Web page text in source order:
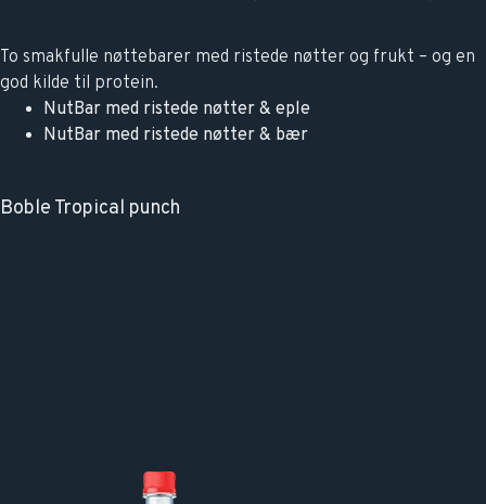
To smakfulle nøttebarer med ristede nøtter og frukt – og en
god kilde til protein.
NutBar med ristede nøtter & eple
NutBar med ristede nøtter & bær
Boble Tropical punch